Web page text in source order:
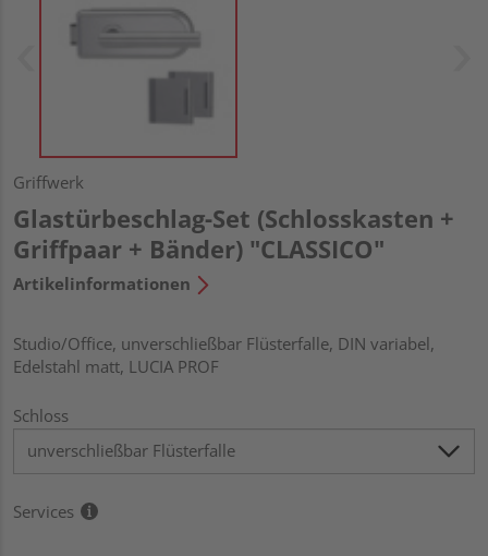
Griffwerk
Glastürbeschlag-Set (Schlosskasten +
Griffpaar + Bänder) "CLASSICO"
Artikelinformationen
Studio/Office, unverschließbar Flüsterfalle, DIN variabel,
Edelstahl matt, LUCIA PROF
Schloss
Services